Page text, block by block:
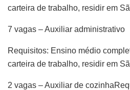
carteira de trabalho, residir em
7 vagas – Auxiliar administrativo
Requisitos: Ensino médio
carteira de trabalho, residir em
2 vagas – Auxiliar de